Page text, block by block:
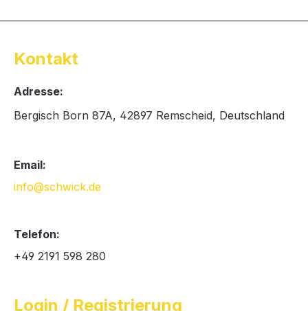
Kontakt
Adresse:
Bergisch Born 87A, 42897 Remscheid, Deutschland
Email:
info@schwick.de
Telefon:
+49 2191 598 280
Login / Registrierung